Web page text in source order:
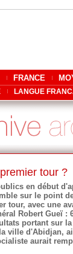
FRANCE
LANGUE
tour ?
en début
sur le point
tour, avec une
Robert Gueï :
portant sur
ville d'Abidjan,
aurait